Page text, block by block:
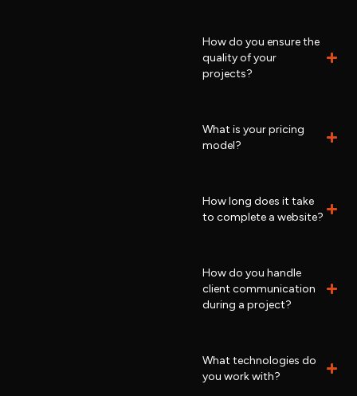
How do you ensure the
quality of your
projects?
What is your pricing
model?
How long does it take
to complete a website?
How do you handle
client communication
during a project?
What technologies do
you work with?